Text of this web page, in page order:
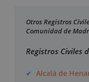
Otros Registros
Comunidad de
Registros Civiles
Alcalá de